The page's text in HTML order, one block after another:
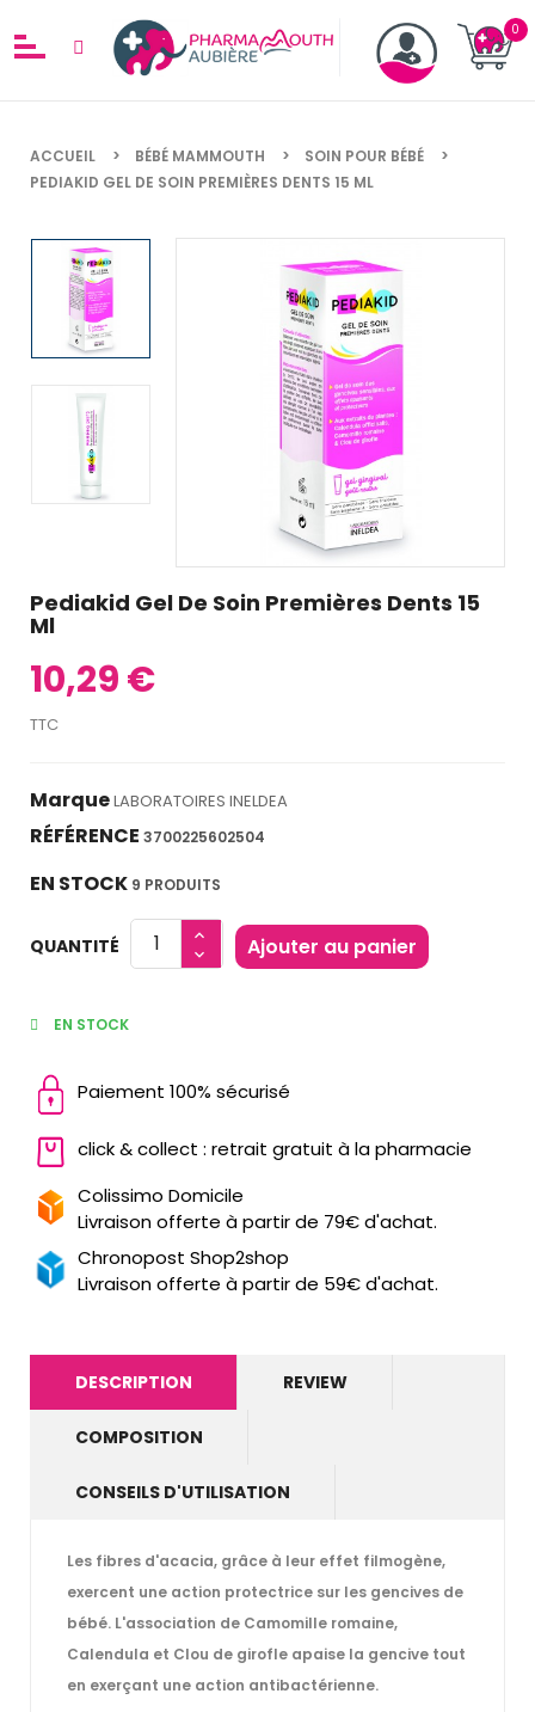
ACCUEIL BÉBÉ MAMMOUTH
SOIN POUR BÉBÉ
PEDIAKID GEL DE SOIN PREMIÈRES DENTS 15 ML
Pediakid Gel De Soin Premières Dents 15
Ml
10,29 €
TTC
MarqueLABORATOIRES INELDEA
RÉFÉRENCE 3700225602504
EN STOCK 9 PRODUITS
QUANTITÉ Ajouter au panier
EN STOCK
Paiement 100% sécurisé
click & collect : retrait gratuit à la pharmacie
Colissimo Domicile
Livraison offerte à partir de 79€ d'achat.
Chronopost Shop2shop
Livraison offerte à partir de 59€ d'achat.
DESCRIPTION REVIEW
COMPOSITION
CONSEILS D'UTILISATION
Les fibres d'acacia, grâce à leur effet filmogène,
exercent une action protectrice sur les gencives de
bébé. L'association de Camomille romaine,
Calendula et Clou de girofle apaise la gencive tout
en exerçant une action antibactérienne.